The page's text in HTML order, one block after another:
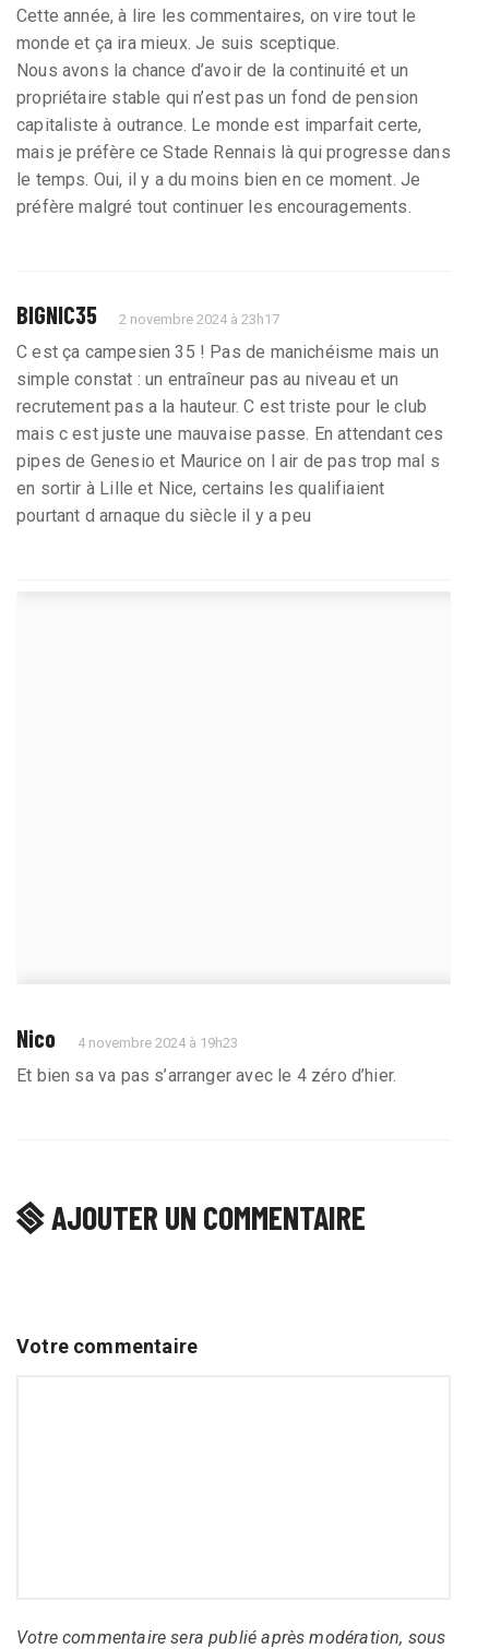
Cette année, à lire les commentaires, on vire tout le
monde et ça ira mieux. Je suis sceptique.
Nous avons la chance d’avoir de la continuité et un
propriétaire stable qui n’est pas un fond de pension
capitaliste à outrance. Le monde est imparfait certe,
mais je préfère ce Stade Rennais là qui progresse dans
le temps. Oui, il y a du moins bien en ce moment. Je
préfère malgré tout continuer les encouragements.
BIGNIC35 2 novembre 2024 à 23h17
C est ça campesien 35 ! Pas de manichéisme mais un
simple constat : un entraîneur pas au niveau et un
recrutement pas a la hauteur. C est triste pour le club
mais c est juste une mauvaise passe. En attendant ces
pipes de Genesio et Maurice on l air de pas trop mal s
en sortir à Lille et Nice, certains les qualifiaient
pourtant d arnaque du siècle il y a peu
Nico 4 novembre 2024 à 19h23
Et bien sa va pas s’arranger avec le 4 zéro d’hier.
AJOUTER UN COMMENTAIRE
Votre commentaire
Votre commentaire sera publié après modération, sous